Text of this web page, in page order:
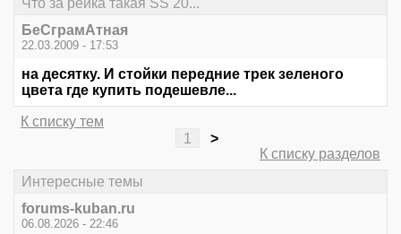
Что за рейка такая SS 20...
БеСграмАтная
22.03.2009 - 17:53
на десятку. И стойки передние трек зеленого
цвета где купить подешевле...
К списку тем
1
>
К списку разделов
Интересные темы
forums-kuban.ru
06.08.2026 - 22:46